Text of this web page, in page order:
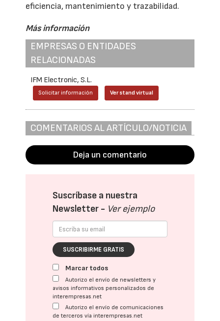
eficiencia, mantenimiento y trazabilidad.
Más información
EMPRESAS O ENTIDADES
RELACIONADAS
IFM Electronic, S.L.
Solicitar información Ver stand virtual
COMENTARIOS AL ARTÍCULO/NOTICIA
Deja un comentario
Suscríbase a nuestra
Newsletter - Ver ejemplo
SUSCRIBIRME GRATIS
Marcar todos
Autorizo el envío de newsletters y
avisos informativos personalizados de
interempresas.net
Autorizo el envío de comunicaciones
de terceros vía interempresas.net